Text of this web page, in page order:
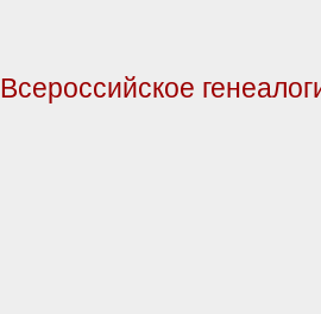
Всероссийское